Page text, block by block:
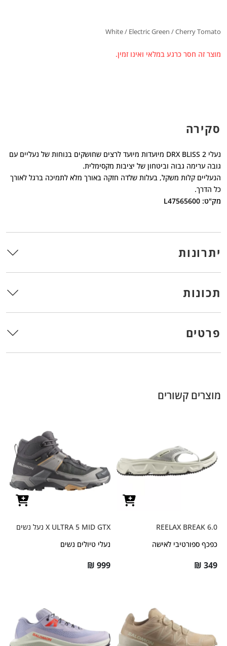
White / Electric Green / Cherry Tomato
מוצר זה חסר כרגע במלאי ואינו זמין.
סקירה
נעלי DRX BLISS 2 מיועדות מיועד לרצים שחושקים בנוחות של נעליים עם
גובה ערימה גבוה וביטחון של יציבות מקסימלית.
הנעליים קלות משקל, בעלות שלדה חזקה באורך מלא לתמיכה ברגל לאורך
כל הדרך.
מק"ט: L47565600
יתרונות
תכונות
פרטים
מוצרים קשורים
REELAX BREAK 6.0
כפכף ספורטיבי לאישה
₪ 349
X ULTRA 5 MID GTX נעל נשים
נעלי טיולים נשים
₪ 999